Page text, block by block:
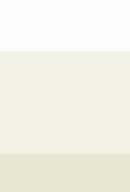
argentinas, seguras y